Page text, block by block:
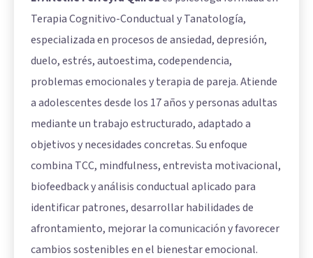
Terapia Cognitivo-Conductual y Tanatología,
especializada en procesos de ansiedad, depresión,
duelo, estrés, autoestima, codependencia,
problemas emocionales y terapia de pareja. Atiende
a adolescentes desde los 17 años y personas adultas
mediante un trabajo estructurado, adaptado a
objetivos y necesidades concretas. Su enfoque
combina TCC, mindfulness, entrevista motivacional,
biofeedback y análisis conductual aplicado para
identificar patrones, desarrollar habilidades de
afrontamiento, mejorar la comunicación y favorecer
cambios sostenibles en el bienestar emocional.